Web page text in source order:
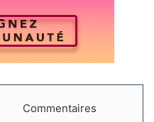
mises à jour et guides.
Commentaires